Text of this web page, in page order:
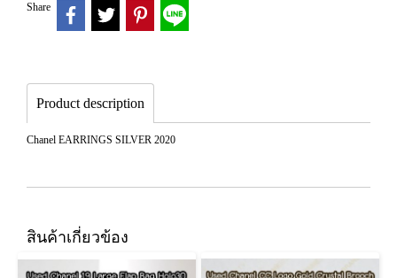
Share
Product description
Chanel EARRINGS SILVER 2020
สินค้าเกี่ยวข้อง